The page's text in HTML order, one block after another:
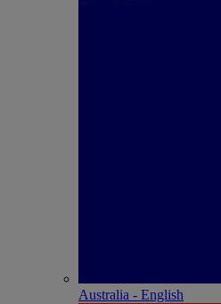
Australia - English